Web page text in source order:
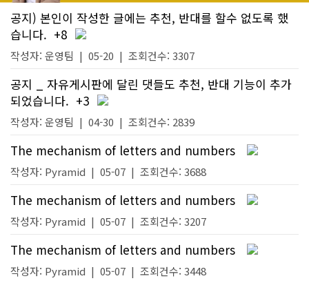
공지) 본인이 작성한 글에는 추천, 반대를 할수 없도록 했
습니다. +8
작성자: 운영팀 | 05-20 | 조회건수: 3307
공지 _ 자유게시판에 달린 댓들도 추천, 반대 기능이 추가
되었습니다. +3
작성자: 운영팀 | 04-30 | 조회건수: 2839
The mechanism of letters and numbers
작성자: Pyramid | 05-07 | 조회건수: 3688
The mechanism of letters and numbers
작성자: Pyramid | 05-07 | 조회건수: 3207
The mechanism of letters and numbers
작성자: Pyramid | 05-07 | 조회건수: 3448